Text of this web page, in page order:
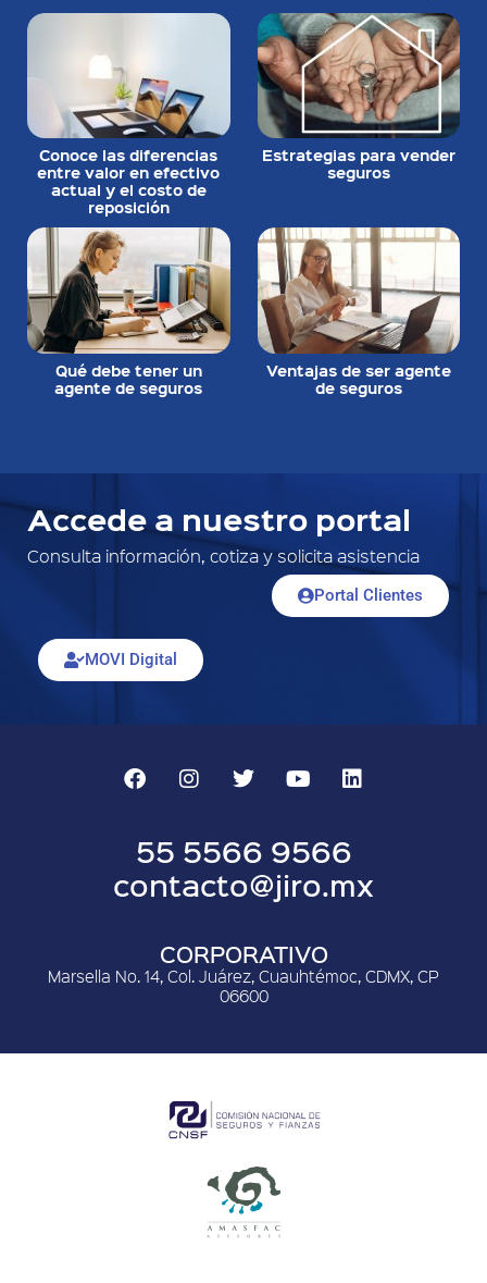
Conoce las diferencias
entre valor en efectivo
actual y el costo de
reposición
Estrategias para vender
seguros
Qué debe tener un
agente de seguros
Ventajas de ser agente
de seguros
Accede a nuestro portal
Consulta información, cotiza y solicita asistencia
Portal Clientes
MOVI Digital
55 5566 9566
contacto@jiro.mx
CORPORATIVO
Marsella No. 14, Col. Juárez, Cuauhtémoc, CDMX, CP
06600